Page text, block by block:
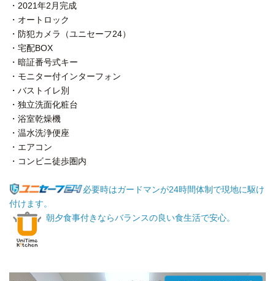
・2021年2月完成
・オートロック
・防犯カメラ（ユニセーフ24）
・宅配BOX
・暗証番号式キー
・モニター付インターフォン
・バストイレ別
・独立洗面化粧台
・浴室乾燥機
・温水洗浄便座
・エアコン
・コンビニ徒歩圏内
必要時はガードマンが24時間体制で現地に駆け
付けます。
朝夕食事付きならバランスの良い食生活で安心。